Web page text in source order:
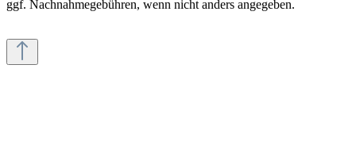
ggf. Nachnahmegebühren, wenn nicht anders angegeben.